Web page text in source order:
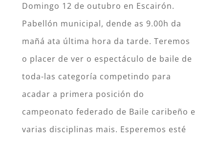
Domingo 12 de outubro en Escairón.
Pabellón municipal, dende as 9.00h da
mañá ata última hora da tarde. Teremos
o placer de ver o espectáculo de baile de
toda-las categoría competindo para
acadar a primera posición do
campeonato federado de Baile caribeño e
varias disciplinas mais. Esperemos esté